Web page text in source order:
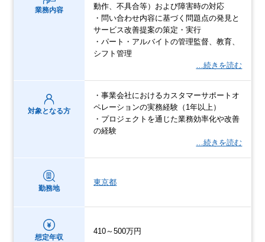
業務内容
動作、不具合等）および障害時の対応
・問い合わせ内容に基づく問題点の発見と
サービス改善提案の策定・実行
・パート・アルバイトの管理監督、教育、
シフト管理
…続きを読む
対象となる方
・事業会社におけるカスタマーサポートオ
ペレーションの実務経験（1年以上）
・プロジェクトを通じた業務効率化や改善
の経験
…続きを読む
勤務地
東京都
想定年収
410～500万円